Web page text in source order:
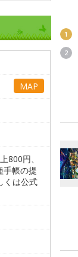
MAP
800円、
帳の提
くは公式
1
2